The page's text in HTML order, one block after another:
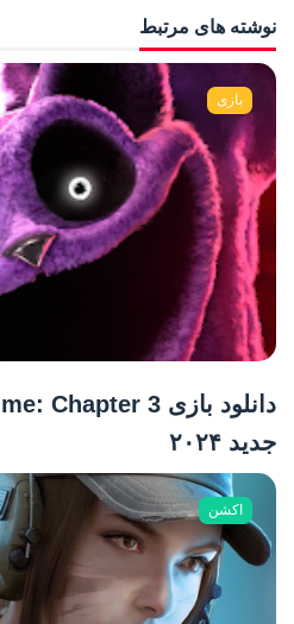
نوشته های مرتبط
بازی
جدید ۲۰۲۴
اکشن